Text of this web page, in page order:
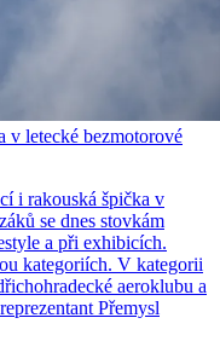
v letecké bezmotorové
i rakouská špička v
se dnes stovkám
a při exhibicích.
kategoriích. V kategorii
aeroklubu a
Přemysl